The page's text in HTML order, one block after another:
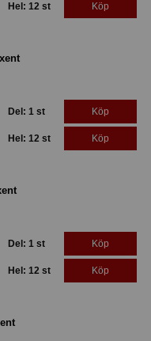
Hel: 12 st Köp
Del: 1 st Köp
Hel: 12 st Köp
Del: 1 st Köp
Hel: 12 st Köp